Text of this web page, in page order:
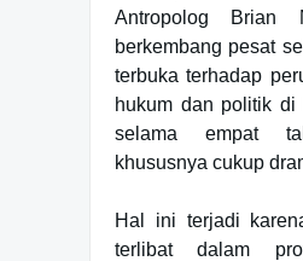
Antropolog Brian
berkembang pesat
terbuka terhadap
hukum dan politik di
selama empat
khususnya cukup
Hal ini terjadi
terlibat dalam